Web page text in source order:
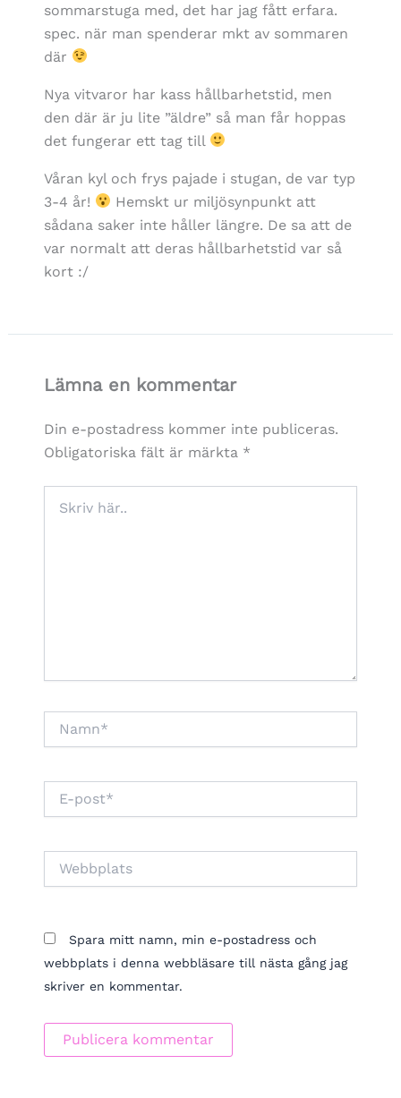
sommarstuga med, det har jag fått erfara.
spec. när man spenderar mkt av sommaren
där
Nya vitvaror har kass hållbarhetstid, men
den där är ju lite ”äldre” så man får hoppas
det fungerar ett tag till
Våran kyl och frys pajade i stugan, de var typ
3-4 år!
Hemskt ur miljösynpunkt att
sådana saker inte håller längre. De sa att de
var normalt att deras hållbarhetstid var så
kort :/
Lämna en kommentar
Din e-postadress kommer inte publiceras.
Obligatoriska fält är märkta *
här..
post*
Spara mitt namn, min e-postadress och
webbplats i denna webbläsare till nästa gång jag
skriver en kommentar.